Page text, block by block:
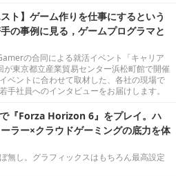
スト】ゲーム作りを仕事にするという
の事例に見る，ゲームプログラマと
の合同による就活イベント「キャリア
が東京都立産業貿易センター浜松町館で開催
ベントに合わせて取材した、各社の現場で
手社員へのインタビューをお届けします。
『Forza Horizon 6』をプレイ。ハ
ラー×クラウドゲーミングの底力を体
無し。グラフィックスはもちろん最高設定